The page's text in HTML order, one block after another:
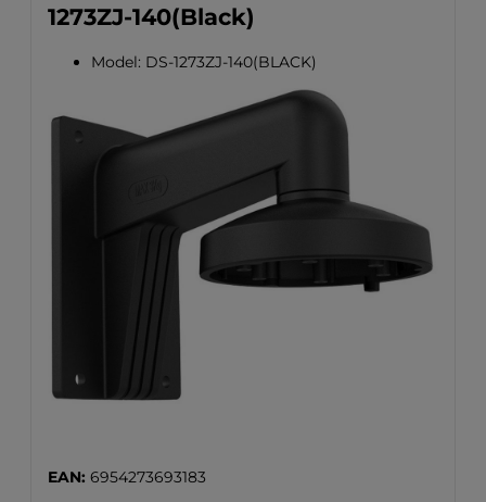
1273ZJ-140(Black)
Model: DS-1273ZJ-140(BLACK)
EAN: 6954273693183